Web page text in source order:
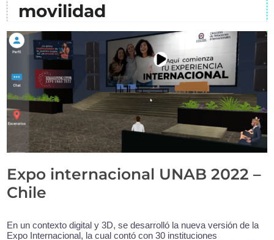
movilidad
Expo internacional UNAB 2022 –
Chile
En un contexto digital y 3D, se desarrolló la nueva versión de la
Expo Internacional, la cual contó con 30 instituciones